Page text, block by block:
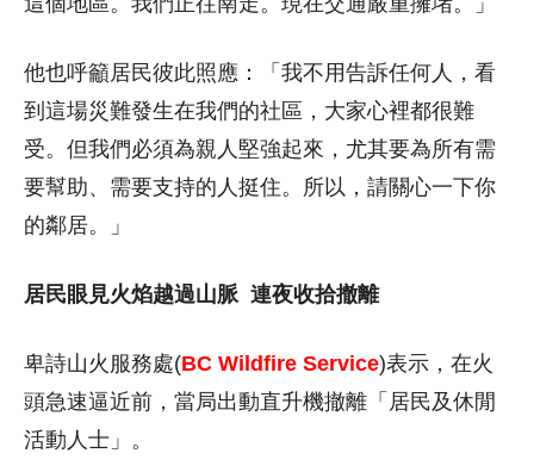
他也呼籲居民彼此照應：「我不用告訴任何人，看
到這場災難發生在我們的社區，大家心裡都很難
受。但我們必須為親人堅強起來，尤其要為所有需
要幫助、需要支持的人挺住。所以，請關心一下你
的鄰居。」
居民眼見火焰越過山脈 連夜收拾撤離
卑詩山火服務處(BC Wildfire Service)表示，在火
頭急速逼近前，當局出動直升機撤離「居民及休閒
活動人士」。